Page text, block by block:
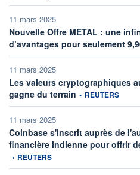
11 mars 2025
Nouvelle Offre METAL : une
d’avantages pour seulement
11 mars 2025
Les valeurs cryptographiques
gagne du terrain information fournie
• REUTERS
11 mars 2025
Coinbase s'inscrit auprès de
financière indienne pour offrir
• REUTERS